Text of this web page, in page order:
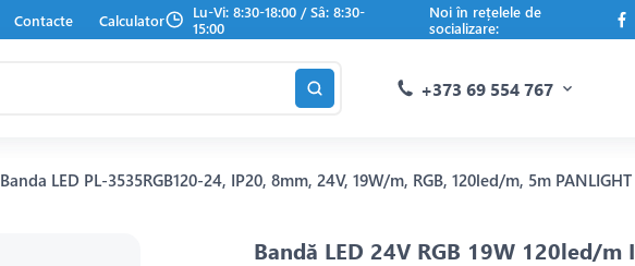
Contacte Calculator
Lu-Vi: 8:30-18:00 / Sâ: 8:30-
15:00
Noi în rețelele de
socializare:
+373 69 554 767
Banda LED PL-3535RGB120-24, IP20, 8mm, 24V, 19W/m, RGB, 120led/m, 5m PANLIGHT
Bandă LED 24V RGB 19W 120led/m